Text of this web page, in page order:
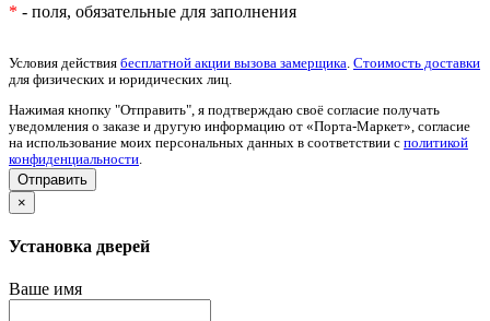
* - поля, обязательные для заполнения
Условия действия бесплатной акции вызова замерщика Стоимость доставки
для физических и юридических лиц.
Нажимая кнопку "Отправить", я подтверждаю своё согласие получать
уведомления о заказе и другую информацию от «Порта-Маркет», согласие
на использование моих персональных данных в соответствии с политикой
конфиденциальности
×
Установка дверей
Ваше имя